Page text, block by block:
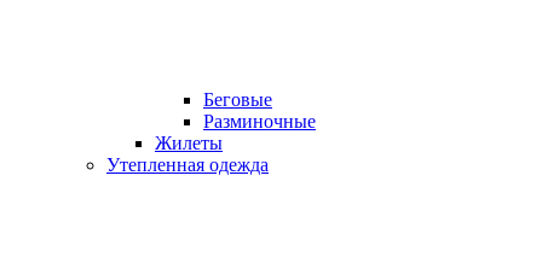
Беговые
Разминочные
Жилеты
Утепленная одежда